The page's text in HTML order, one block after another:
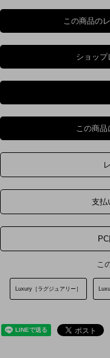
この商品の
ショップ
この商品
支払
こ
Luxury［ラグジュアリー］